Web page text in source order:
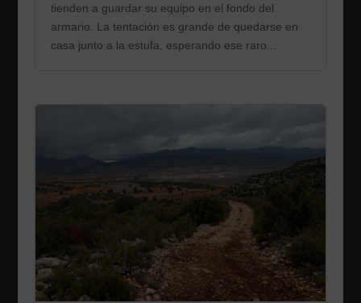
tienden a guardar su equipo en el fondo del
armario. La tentación es grande de quedarse en
casa junto a la estufa, esperando ese raro...